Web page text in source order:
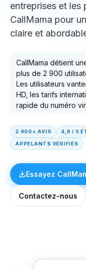
entreprises et les
CallMama pour
claire et
CallMama détient
plus de 2 900
Les utilisateurs
HD, les tarifs
rapide du numéro
2 900+ AVIS 4,9 / 5
APPELANTS VÉRIFIÉS
Essayez
Contactez-nous